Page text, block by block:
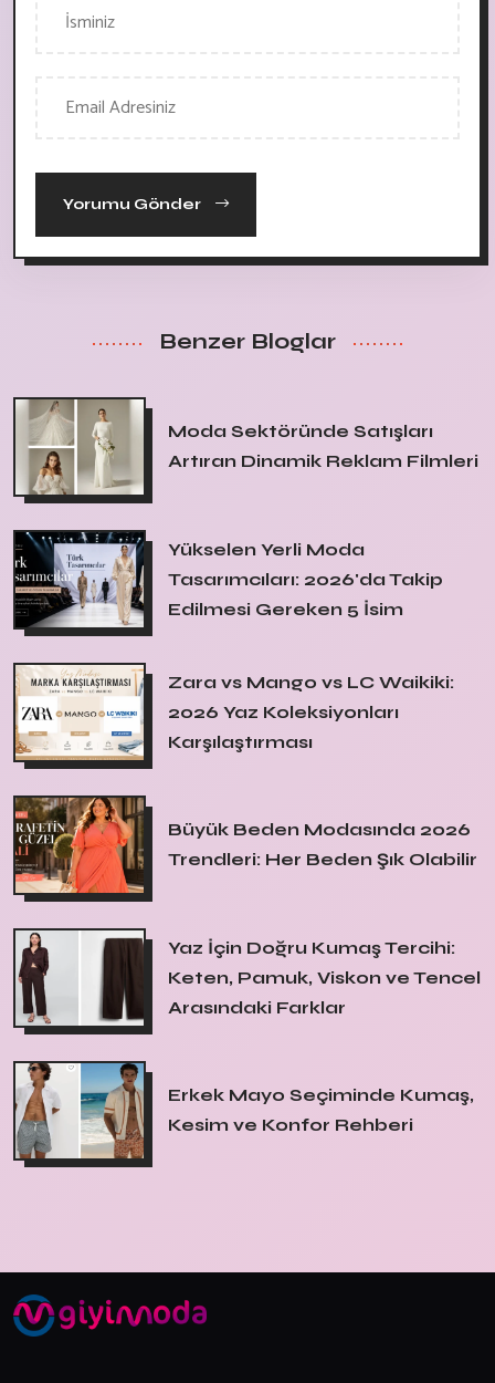
Yorumu Gönder
Benzer Bloglar
Moda Sektöründe Satışları
Artıran Dinamik Reklam Filmleri
Yükselen Yerli Moda
Tasarımcıları: 2026'da Takip
Edilmesi Gereken 5 İsim
Zara vs Mango vs LC Waikiki:
2026 Yaz Koleksiyonları
Karşılaştırması
Büyük Beden Modasında 2026
Trendleri: Her Beden Şık Olabilir
Yaz İçin Doğru Kumaş Tercihi:
Keten, Pamuk, Viskon ve Tencel
Arasındaki Farklar
Erkek Mayo Seçiminde Kumaş,
Kesim ve Konfor Rehberi